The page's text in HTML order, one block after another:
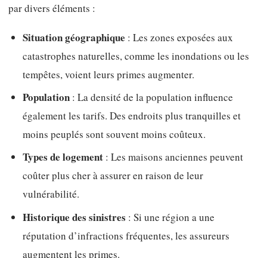
par divers éléments :
Situation géographique : Les zones exposées aux
catastrophes naturelles, comme les inondations ou les
tempêtes, voient leurs primes augmenter.
Population : La densité de la population influence
également les tarifs. Des endroits plus tranquilles et
moins peuplés sont souvent moins coûteux.
Types de logement : Les maisons anciennes peuvent
coûter plus cher à assurer en raison de leur
vulnérabilité.
Historique des sinistres : Si une région a une
réputation d’infractions fréquentes, les assureurs
augmentent les primes.